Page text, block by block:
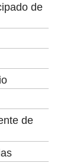
de
de